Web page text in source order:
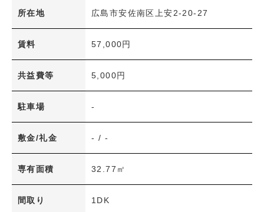
広島市(安佐南区以外)
その他のエリア
絞り込み条件
新着物件
賃料(共益費込)
〜
専有面積
〜
築年数
〜
所在地 広島市安佐南区上安2-20-27
賃料 57,000円
共益費等 5,000円
駐車場 -
敷金/礼金 - / -
専有面積 32.77㎡
間取り 1DK